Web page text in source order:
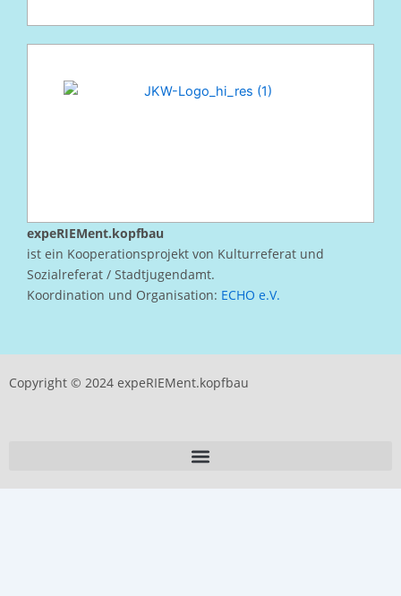
expeRIEMent.kopfbau
ist ein Kooperationsprojekt von Kulturreferat und
Sozialreferat / Stadtjugendamt.
Koordination und Organisation: ECHO e.V.
Copyright © 2024 expeRIEMent.kopfbau